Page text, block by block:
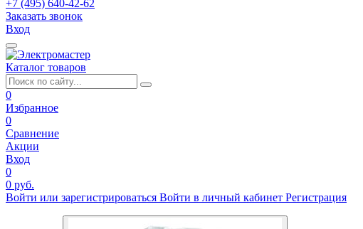
+7 (495) 640-42-62
Заказать звонок
Вход
Каталог товаров
0
Избранное
0
Сравнение
Акции
Вход
0
0 руб.
Войти или зарегистрироваться Войти в личный кабинет Регистрация